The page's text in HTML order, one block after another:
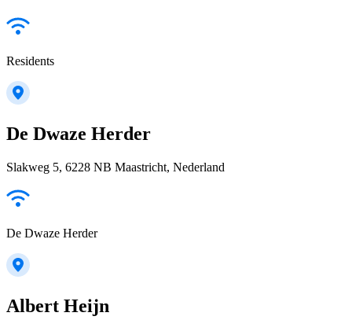
Residents
De Dwaze Herder
Slakweg 5, 6228 NB Maastricht, Nederland
De Dwaze Herder
Albert Heijn